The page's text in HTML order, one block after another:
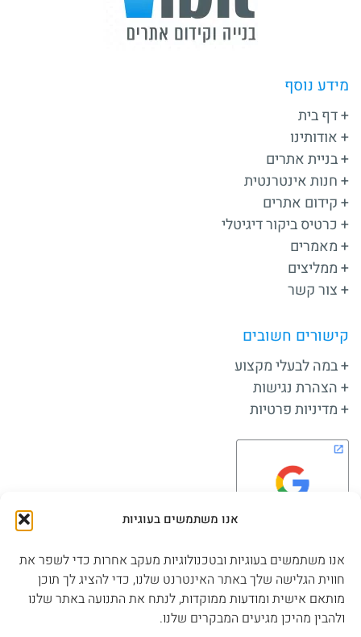
אנו משתמשים בעוגיות
אנו משתמשים בעוגיות ובטכנולוגיות מעקב אחרות כדי לשפר את
חווית הגלישה שלך באתר האינטרנט שלנו, כדי להציג לך תוכן
מותאם אישית ומודעות ממוקדות, לנתח את התנועה באתר שלנו
ולהבין מהיכן מגיעים המבקרים שלנו.
מידע נוסף
דף בית
אודותינו
בניית אתרים
חנות אינטרנטית
קידום אתרים
כרטיס ביקור דיגיטלי
מאמרים
ממליצים
צור קשר
קישורים חשובים
במה לבעלי מקצוע
הצהרת נגישות
מדיניות פרטיות
שלחו הודעה